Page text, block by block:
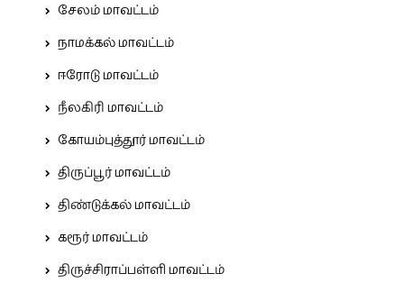
சேலம் மாவட்டம்
நாமக்கல் மாவட்டம்
ஈரோடு மாவட்டம்
நீலகிரி மாவட்டம்
கோயம்புத்தூர் மாவட்டம்
திருப்பூர் மாவட்டம்
திண்டுக்கல் மாவட்டம்
கரூர் மாவட்டம்
திருச்சிராப்பள்ளி மாவட்டம்